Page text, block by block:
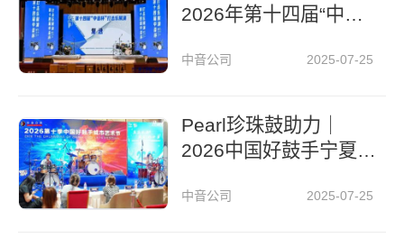
2026年第十四届“中音
幕
中音公司 2025-07-25
Pearl珍珠鼓助力｜
2026中国好鼓手宁夏
中音公司 2025-07-25